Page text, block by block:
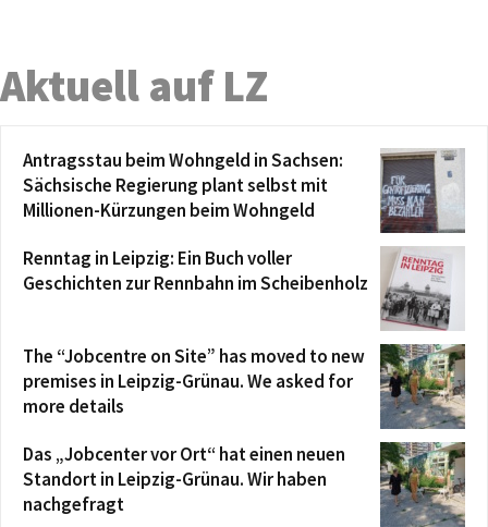
Aktuell auf LZ
Antragsstau beim Wohngeld in Sachsen:
Sächsische Regierung plant selbst mit
Millionen-Kürzungen beim Wohngeld
Renntag in Leipzig: Ein Buch voller
Geschichten zur Rennbahn im Scheibenholz
The “Jobcentre on Site” has moved to new
premises in Leipzig-Grünau. We asked for
more details
Das „Jobcenter vor Ort“ hat einen neuen
Standort in Leipzig-Grünau. Wir haben
nachgefragt